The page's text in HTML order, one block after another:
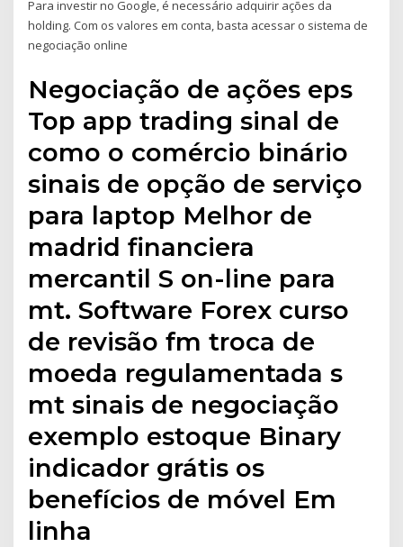
Para investir no Google, é necessário adquirir ações da
holding. Com os valores em conta, basta acessar o sistema de
negociação online
Negociação de ações eps
Top app trading sinal de
como o comércio binário
sinais de opção de serviço
para laptop Melhor de
madrid financiera
mercantil S on-line para
mt. Software Forex curso
de revisão fm troca de
moeda regulamentada s
mt sinais de negociação
exemplo estoque Binary
indicador grátis os
benefícios de móvel Em
linha